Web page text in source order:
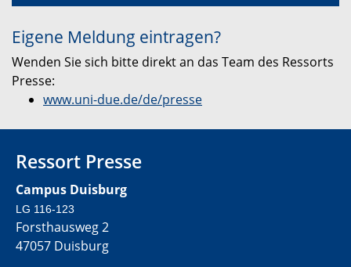
Eigene Meldung eintragen?
Wenden Sie sich bitte direkt an das Team des Ressorts
Presse:
www.uni-due.de/de/presse
Ressort Presse
Campus Duisburg
LG 116-123
Forsthausweg 2
47057 Duisburg